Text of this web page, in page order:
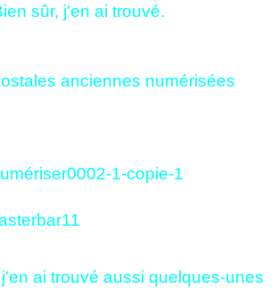
sûr, j'en ai trouvé.
ai trouvé aussi quelques-unes